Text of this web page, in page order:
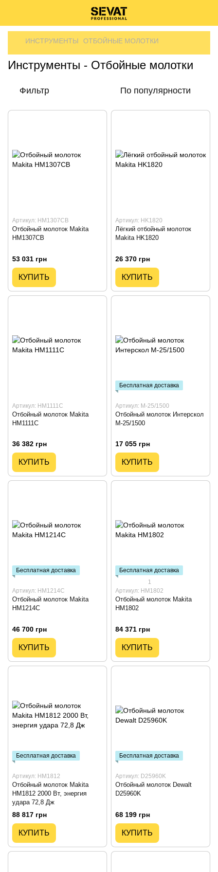
ИНСТРУМЕНТЫ ОТБОЙНЫЕ МОЛОТКИ
Инструменты - Отбойные молотки
Фильтр По популярности
Артикул: HM1307CB
Отбойный молоток Makita
HM1307CB
53 031 грн
КУПИТЬ
Артикул: HK1820
Лёгкий отбойный молоток
Makita HK1820
26 370 грн
КУПИТЬ
Артикул: HM1111C
Отбойный молоток Makita
HM1111C
36 382 грн
КУПИТЬ
Бесплатная доставка
Артикул: М-25/1500
Отбойный молоток Интерскол
М-25/1500
17 055 грн
КУПИТЬ
Бесплатная доставка
Артикул: HM1214C
Отбойный молоток Makita
HM1214C
46 700 грн
КУПИТЬ
Бесплатная доставка
1
Артикул: HM1802
Отбойный молоток Makita
HM1802
84 371 грн
КУПИТЬ
Бесплатная доставка
Артикул: HM1812
Отбойный молоток Makita
HM1812 2000 Вт, энергия
удара 72,8 Дж
88 817 грн
КУПИТЬ
Бесплатная доставка
Артикул: D25960K
Отбойный молоток Dewalt
D25960K
68 199 грн
КУПИТЬ